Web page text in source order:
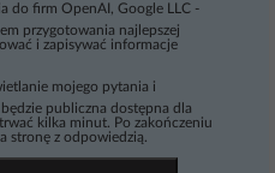
do firm OpenAI, Google LLC -
przygotowania najlepszej
i zapisywać informacje
mojego pytania i
publiczna dostępna dla
kilka minut. Po zakończeniu
stronę z odpowiedzią.